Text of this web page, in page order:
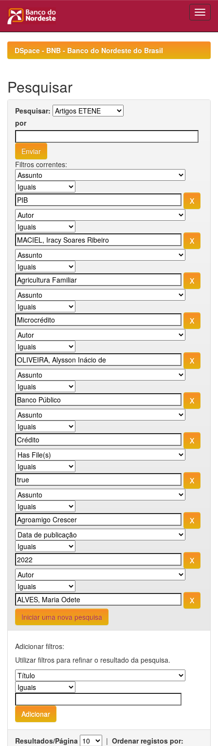
navigationDSpace - BNB - Banco do Nordeste do Brasil
Pesquisar
Pesquisar:
por
Filtros correntes:
Iniciar uma nova pesquisa
Adicionar filtros:
Utilizar filtros para refinar o resultado da pesquisa.
Resultados/Página | Ordenar registos por: